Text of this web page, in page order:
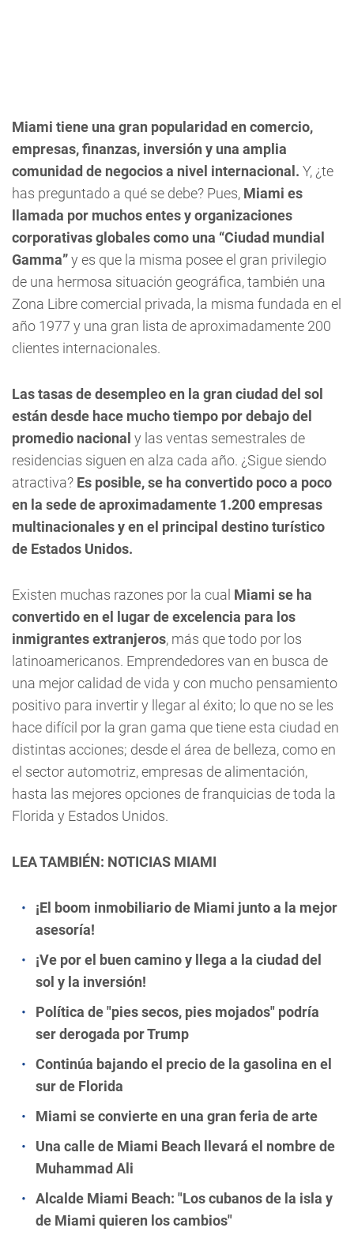
Miami tiene una gran popularidad en comercio,
empresas, finanzas, inversión y una amplia
comunidad de negocios a nivel internacional. Y, ¿te
has preguntado a qué se debe? Pues, Miami es
llamada por muchos entes y organizaciones
corporativas globales como una “Ciudad mundial
Gamma”y es que la misma posee el gran privilegio
de una hermosa situación geográfica, también una
Zona Libre comercial privada, la misma fundada en el
año 1977 y una gran lista de aproximadamente 200
clientes internacionales.
Las tasas de desempleo en la gran ciudad del sol
están desde hace mucho tiempo por debajo del
promedio nacional y las ventas semestrales de
residencias siguen en alza cada año. ¿Sigue siendo
atractiva? Es posible, se ha convertido poco a poco
en la sede de aproximadamente 1.200 empresas
multinacionales y en el principal destino turístico
de Estados Unidos.
Existen muchas razones por la cual Miami se ha
convertido en el lugar de excelencia para los
inmigrantes extranjeros, más que todo por los
latinoamericanos. Emprendedores van en busca de
una mejor calidad de vida y con mucho pensamiento
positivo para invertir y llegar al éxito; lo que no se les
hace difícil por la gran gama que tiene esta ciudad en
distintas acciones; desde el área de belleza, como en
el sector automotriz, empresas de alimentación,
hasta las mejores opciones de franquicias de toda la
Florida y Estados Unidos.
LEA TAMBIÉN: NOTICIAS MIAMI
¡El boom inmobiliario de Miami junto a la mejor
asesoría!
¡Ve por el buen camino y llega a la ciudad del
sol y la inversión!
Política de "pies secos, pies mojados" podría
ser derogada por Trump
Continúa bajando el precio de la gasolina en el
sur de Florida
Miami se convierte en una gran feria de arte
Una calle de Miami Beach llevará el nombre de
Muhammad Ali
Alcalde Miami Beach: "Los cubanos de la isla y
de Miami quieren los cambios"